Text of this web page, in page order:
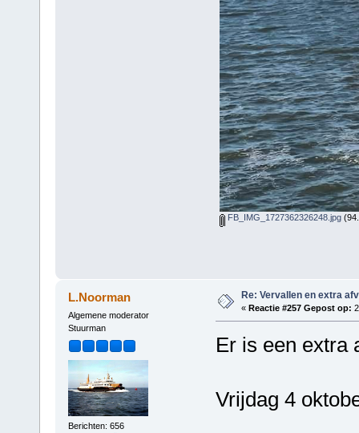
FB_IMG_1727362326248.jpg
L.Noorman
Algemene moderator
Stuurman
Berichten: 656
Re: Vervallen en extra
« Reactie #257 Gepost op:
Er is een extra
Vrijdag 4